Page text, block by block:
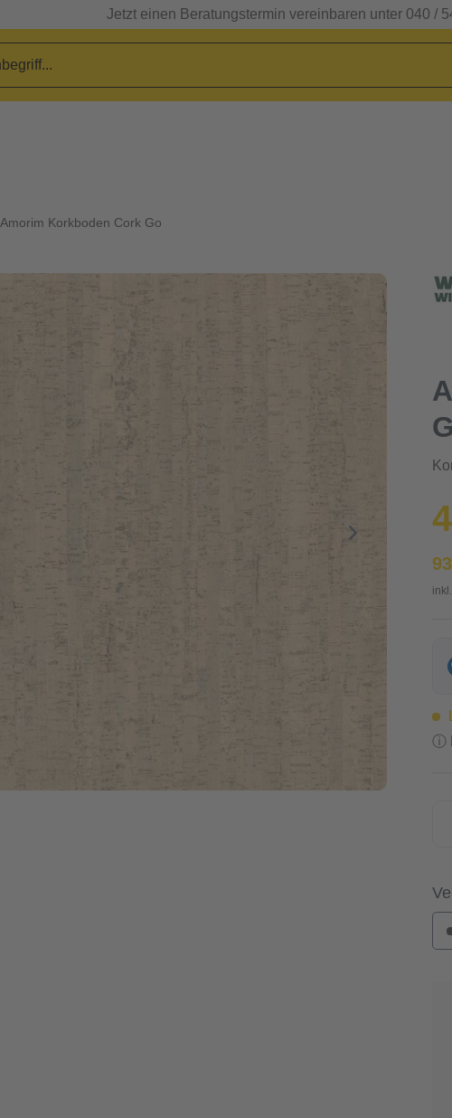
Jetzt einen Beratungstermin vereinbaren unter 040 /
Amorim Korkboden Cork Go
ⓘ